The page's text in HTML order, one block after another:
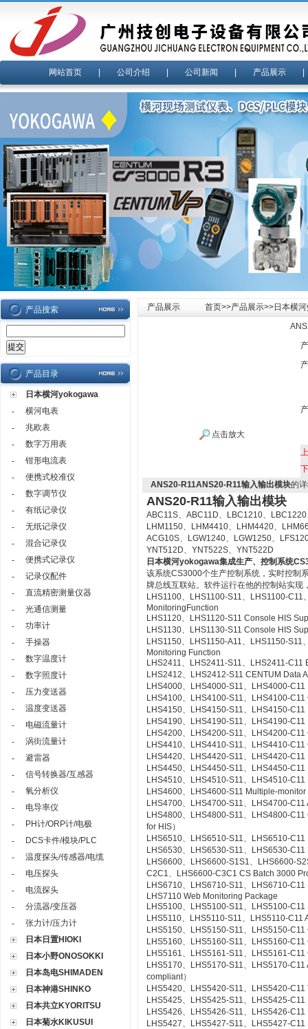
网站首页 公司介绍 公司新闻 产品展示
产品搜索
产品目录
日本横河yokogawa
-
横河电表
-
兆欧表
-
数字万用表
-
钳形电流表
-
便携式校准仪
-
数字调节仪
-
有纸记录仪
-
无纸记录仪
-
混合记录仪
-
便携式记录仪
-
记录仪配件
-
直流精密测量仪器
-
光通信测量
-
功率计
-
手操器
-
数字温度计
-
数字照度计
-
压力变送器
-
温度变送器
-
电磁流量计
-
涡街流量计
-
避雷器
-
信号转换器/互感器
-
氧分析仪
-
电导率仪
-
PH计/ORP计/电极
-
DCS卡件/模块/PLC
-
温度探头/传感器/电缆
-
电压探头
-
电流探头
-
分流器/变压器
-
张力计/压力计
日本日置HIOKI
日本小野ONOSOKKI
日本岛电SHIMADEN
日本神港SHINKO
日本共立KYORITSU
日本菊水KIKUSUI
产品展示 首页>>产品展示>>日本横
点击放大
ANS20-R11ANS20-R11输入输出模块的
ANS20-R11输入输出模块
ABC11S、ABC11D、LBC1210、
LHM1150、LHM4410、LHM4420、
ACG10S、LGW1240、LGW1250、
YNT512D、YNT522S、YNT522D
日本横河yokogawa集成生产、控制系统
该系统CS3000个生产控制系统，实时控制
牌总线互联站。软件运行在他的控制站实
LHS1100、LHS1100-S11、LHS1100-
MonitoringFunction
LHS1120、LHS1120-S11 Console HIS
LHS1130、LHS1130-S11 Console HIS
LHS1150、LHS1150-A11、LHS1150-
Monitoring Function
LHS2411、LHS2411-S11、LHS2411-
LHS2412、LHS2412-S11 CENTUM Data
LHS4000、LHS4000-S11、LHS4000-
LHS4100、LHS4100-S11、LHS4100-
LHS4150、LHS4150-S11、LHS4150-
LHS4190、LHS4190-S11、LHS4190-
LHS4200、LHS4200-S11、LHS4200-
LHS4410、LHS4410-S11、LHS4410-
LHS4420、LHS4420-S11、LHS4420-
LHS4450、LHS4450-S11、LHS4450-
LHS4510、LHS4510-S11、LHS4510-
LHS4600、LHS4600-S11 Multiple-
LHS4700、LHS4700-S11、LHS4700-
LHS4800、LHS4800-S11、LHS4800-
for HIS）
LHS6510、LHS6510-S11、LHS6510-
LHS6530、LHS6530-S11、LHS6530-
LHS6600、LHS6600-S1S1、LHS6600-
C2C1、LHS6600-C3C1 CS Batch 3000
LHS6710、LHS6710-S11、LHS6710-
LHS7110 Web Monitoring Package
LHS5100、LHS5100-S11、LHS5100-
LHS5110、LHS5110-S11、LHS5110-C11
LHS5150、LHS5150-S11、LHS5150-
LHS5160、LHS5160-S11、LHS5160-
LHS5161、LHS5161-S11、LHS5161-
LHS5170、LHS5170-S11、LHS5170-
compliant）
LHS5420、LHS5420-S11、LHS5420-C11
LHS5425、LHS5425-S11、LHS5425-
LHS5426、LHS5426-S11、LHS5426-
LHS5427、LHS5427-S11、LHS5427-